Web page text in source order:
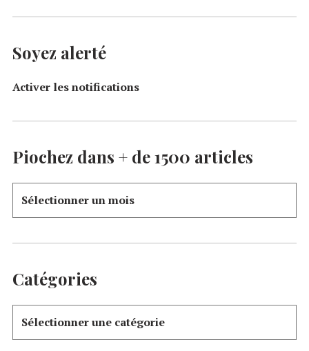
Soyez alerté
Activer les notifications
Piochez dans + de 1500 articles
Catégories